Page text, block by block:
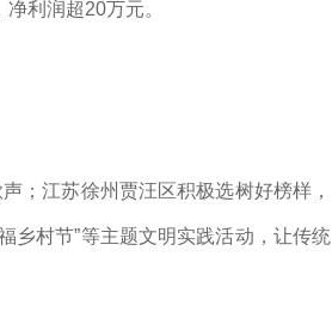
利润超20万元。
；江苏徐州贾汪区积极选树好榜样，
乡村节”等主题文明实践活动，让传统